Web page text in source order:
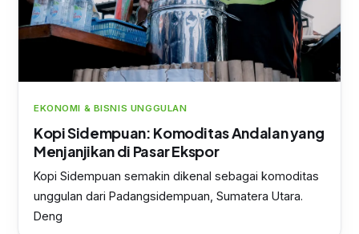
EKONOMI & BISNIS UNGGULAN
Kopi Sidempuan: Komoditas Andalan yang
Menjanjikan di Pasar Ekspor
Kopi Sidempuan semakin dikenal sebagai komoditas
unggulan dari Padangsidempuan, Sumatera Utara.
Deng